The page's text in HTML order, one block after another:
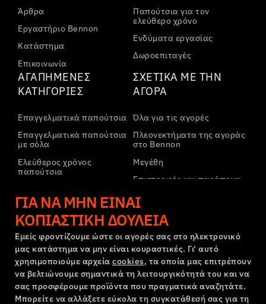
Άρθρα
Εργαστήριο Bennon
Κατάστημα
Επικοινωνία
Παπούτσια για τον
ελεύθερο χρόνο
Ενδύματα εργασίας
Δωροεπιταγές
ΑΓΑΠΗΜΈΝΕΣ
ΚΑΤΗΓΟΡΊΕΣ
Επαγγελματικά παπούτσια
Επαγγελματικά παπούτσια
με σόλα
Ελεύθερος χρόνος
παπούτσια
παπούτσια αστραγάλου
Παντελόνια
Φούτερ
ΣΧΕΤΙΚΆ ΜΕ ΤΗΝ
ΑΓΟΡΆ
Όλα για τις αγορές
Πλεονεκτήματα της αγοράς
στο Bennon
Μεγέθη
Επιστροφές και παράπονα
Μεταφορά και πληρωμή
Εταιρικός λογαριασμός
Εγγραφή στο B2B
Παράπονα και εγγύηση
Όροι και προϋποθέσεις
Πολιτική Παραπόνων
ΓΙΑ ΝΑ ΜΗΝ ΕΊΝΑΙ
ΚΟΠΙΑΣΤΙΚΉ ΔΟΥΛΕΙΆ
Εμείς φροντίζουμε ώστε οι αγορές σας στο ηλεκτρονικό
μας κατάστημα να μην είναι κουραστικές. Γι' αυτό
χρησιμοποιούμε αρχεία cookies, τα οποία μας επιτρέπουν
να βελτιώνουμε σημαντικά τη λειτουργικότητά του και να
σας προσφέρουμε προϊόντα που πραγματικά αναζητάτε.
Μπορείτε να αλλάξετε εύκολα τη συγκατάθεσή σας για τη